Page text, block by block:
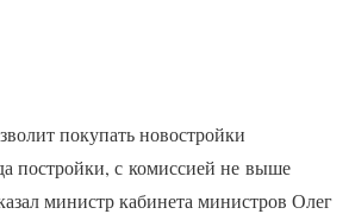
покупать новостройки
постройки, с комиссией не выше
министр кабинета министров Олег